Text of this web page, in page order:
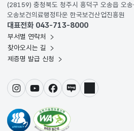
(28159) 충청북도 청주시 흥덕구 오송읍 오
오송보건의료행정타운 한국보건산업진흥원
대표전화 043-713-8000
부서별 연락처
찾아오시는 길
제증명 발급 신청
인스타그램
유튜브페이스북블로그링크드인